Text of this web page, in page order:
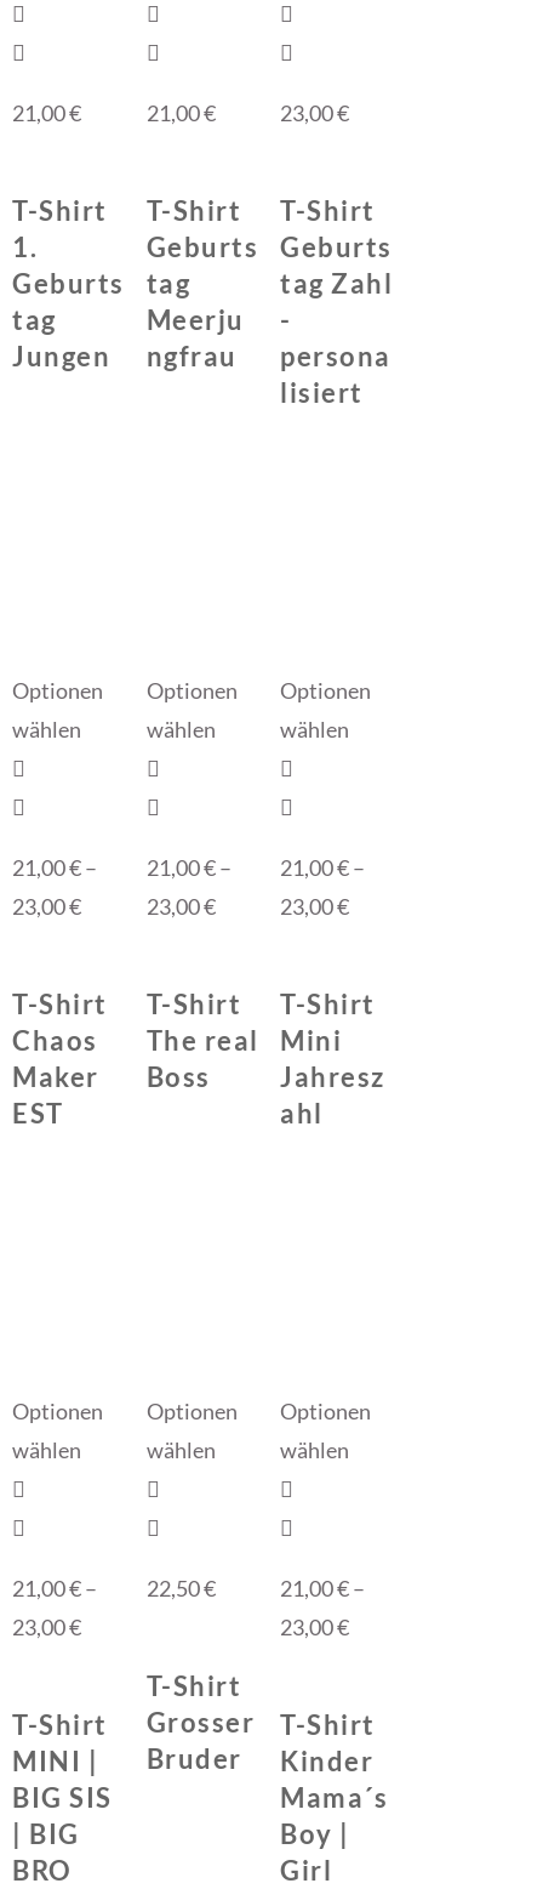
21,00€
T-Shirt
1.
Geburts
tag
Jungen
21,00€
T-Shirt
Geburts
tag
Meerju
ngfrau
23,00€
T-Shirt
Geburts
tag Zahl
-
persona
lisiert
Optionen
wählen
21,00€–
23,00€
T-Shirt
Chaos
Maker
EST
Optionen
wählen
21,00€–
23,00€
T-Shirt
The real
Boss
Optionen
wählen
21,00€–
23,00€
T-Shirt
Mini
Jahresz
ahl
Optionen
wählen
21,00€–
23,00€
T-Shirt
MINI |
BIG SIS
| BIG
BRO
Optionen
wählen
22,50€
T-Shirt
Grosser
Bruder
Optionen
wählen
21,00€–
23,00€
T-Shirt
Kinder
Mama´s
Boy |
Girl